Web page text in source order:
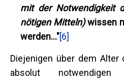
mit der Notwendigkeit
nötigen Mitteln)wissen
werden..."[6]
Diejenigen über dem Alter
absolut